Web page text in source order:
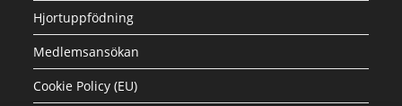
Hjortuppfödning
Medlemsansökan
Cookie Policy (EU)